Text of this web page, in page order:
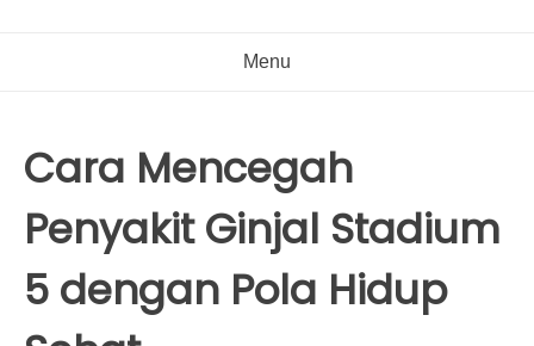
Menu
Cara Mencegah
Penyakit Ginjal Stadium
5 dengan Pola Hidup